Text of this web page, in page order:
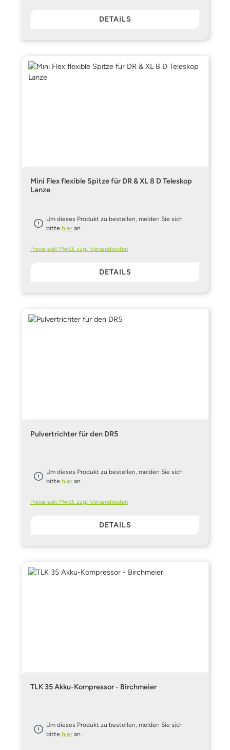
DETAILS
Mini Flex flexible Spitze für DR & XL 8 D Teleskop
Lanze
Um dieses Produkt zu bestellen, melden Sie sich
bittehier an.
Preise exkl. MwSt. zzgl. Versandkosten
DETAILS
Pulvertrichter für den DR5
Um dieses Produkt zu bestellen, melden Sie sich
bittehier an.
Preise exkl. MwSt. zzgl. Versandkosten
DETAILS
TLK 35 Akku-Kompressor - Birchmeier
Um dieses Produkt zu bestellen, melden Sie sich
bittehier an.